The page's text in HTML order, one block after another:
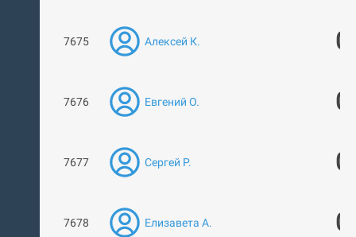
7675 Алексей К. 0
7676 Евгений О. 0
7677 Сергей Р. 0
7678 Елизавета А. 0